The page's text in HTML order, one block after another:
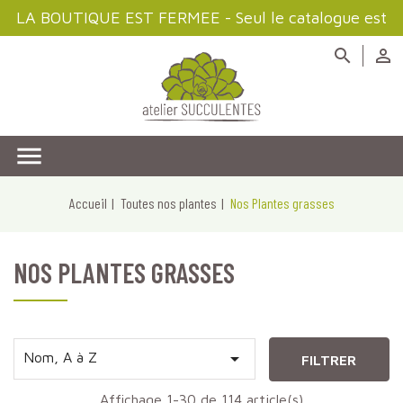
LA BOUTIQUE EST FERMEE - Seul le catalogue est
disponible à la consultation



Accueil Toutes nos plantes Nos Plantes grasses
NOS PLANTES GRASSES
Nom, A à Z  FILTRER
Affichage 1-30 de 114 article(s)